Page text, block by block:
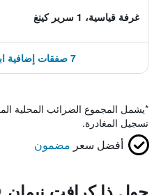
غرفة قياسية، 1 سرير كينغ
7 صفقات إضافية ابتداءً من 261 ﷼
*يشمل المجموع الضرائب المحلية
تسجيل المغادرة.
أفضل سعر مضمون